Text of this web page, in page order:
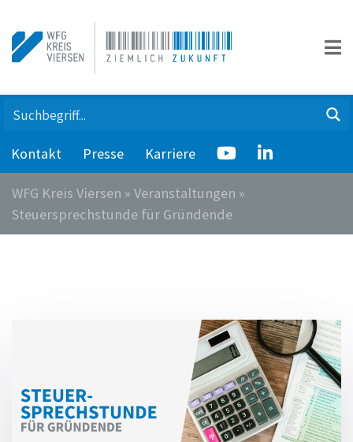
Kontakt Presse Karriere
WFG Kreis Viersen » Veranstaltungen »
Steuersprechstunde für Gründende